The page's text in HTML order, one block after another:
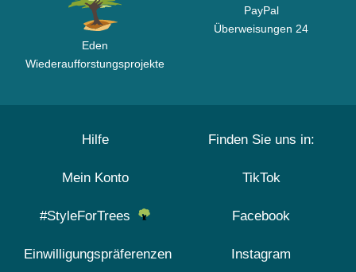
Eden
Wiederaufforstungsprojekte
PayPal
Überweisungen 24
Hilfe
Mein Konto
#StyleForTrees
Einwilligungspräferenzen
Finden Sie uns in:
TikTok
Facebook
Instagram